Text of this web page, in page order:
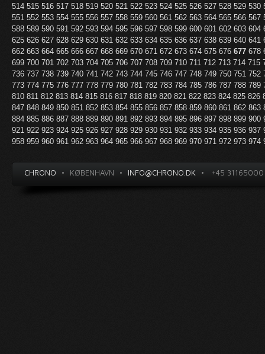
514 515 516 517 518 519 520 521 522 523 524 525 526 527 528 529 530
551 552 553 554 555 556 557 558 559 560 561 562 563 564 565 566 567
588 589 590 591 592 593 594 595 596 597 598 599 600 601 602 603 604
625 626 627 628 629 630 631 632 633 634 635 636 637 638 639 640 641
662 663 664 665 666 667 668 669 670 671 672 673 674 675 676 677 678
699 700 701 702 703 704 705 706 707 708 709 710 711 712 713 714 715
736 737 738 739 740 741 742 743 744 745 746 747 748 749 750 751 752
773 774 775 776 777 778 779 780 781 782 783 784 785 786 787 788 789
810 811 812 813 814 815 816 817 818 819 820 821 822 823 824 825 826
847 848 849 850 851 852 853 854 855 856 857 858 859 860 861 862 863
884 885 886 887 888 889 890 891 892 893 894 895 896 897 898 899 900
921 922 923 924 925 926 927 928 929 930 931 932 933 934 935 936 937
958 959 960 961 962 963 964 965 966 967 968 969 970 971 972 973 974
CHRONO • KØBENHAVN • INFO@CHRONO.DK • +45 31165000